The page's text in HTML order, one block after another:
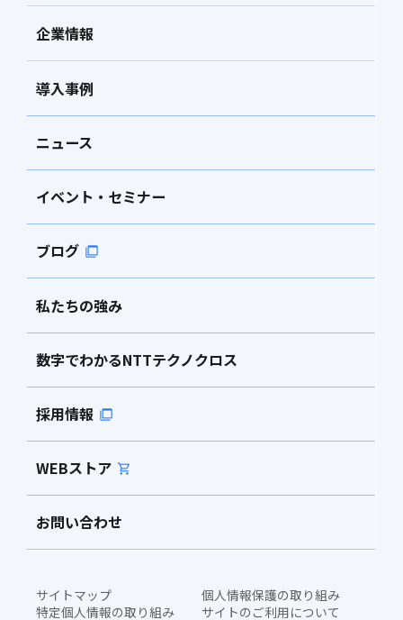
企業情報
導入事例
ニュース
イベント・セミナー
ブログ
私たちの強み
数字でわかるNTTテクノクロス
採用情報
WEBストア
お問い合わせ
サイトマップ
個人情報保護の取り組み
特定個人情報の取り組み
サイトのご利用について